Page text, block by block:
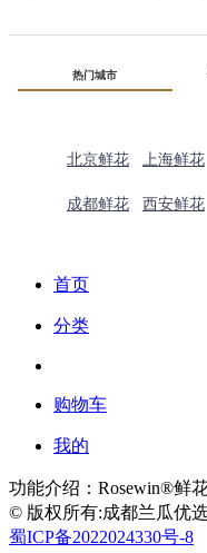
热门城市
北京鲜花 上海鲜花
成都鲜花 西安鲜花
首页
分类
购物车
我的
功能介绍：Rosewin®鲜
© 版权所有:成都兰瓜优
蜀ICP备2022024330号-8